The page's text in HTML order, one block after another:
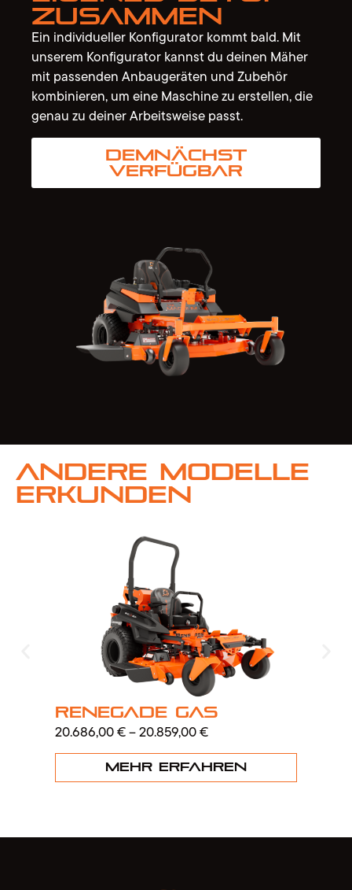
zusammen
Ein individueller Konfigurator kommt bald. Mit
unserem Konfigurator kannst du deinen Mäher
mit passenden Anbaugeräten und Zubehör
kombinieren, um eine Maschine zu erstellen, die
genau zu deiner Arbeitsweise passt.
Demnächst
verfügbar
Andere Modelle
erkunden
Renegade Gas
20.686,00€–20.859,00€
Mehr erfahren